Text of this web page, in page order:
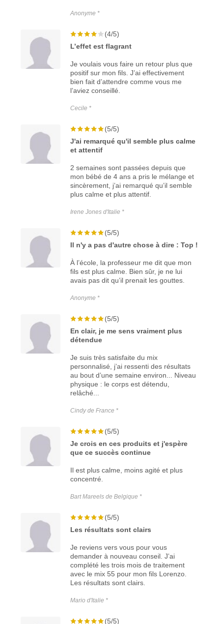
Anonyme *
(4/5)
L’effet est flagrant
Je voulais vous faire un retour plus que
positif sur mon fils. J’ai effectivement
bien fait d’attendre comme vous me
l’aviez conseillé.
Cecile *
(5/5)
J'ai remarqué qu'il semble plus calme
et attentif
2 semaines sont passées depuis que
mon bébé de 4 ans a pris le mélange et
sincèrement, j’ai remarqué qu’il semble
plus calme et plus attentif.
Irene Jones d'Italie *
(5/5)
Il n'y a pas d'autre chose à dire : Top !
À l’école, la professeur me dit que mon
fils est plus calme. Bien sûr, je ne lui
avais pas dit qu’il prenait les gouttes.
Anonyme *
(5/5)
En clair, je me sens vraiment plus
détendue
Je suis très satisfaite du mix
personnalisé, j’ai ressenti des résultats
au bout d’une semaine environ... Niveau
physique : le corps est détendu,
relâché...
Cindy de France *
(5/5)
Je crois en ces produits et j'espère
que ce succès continue
Il est plus calme, moins agité et plus
concentré.
Bart Mareels de Belgique *
(5/5)
Les résultats sont clairs
Je reviens vers vous pour vous
demander à nouveau conseil. J’ai
complété les trois mois de traitement
avec le mix 55 pour mon fils Lorenzo.
Les résultats sont clairs.
Mario d'Italie *
(5/5)